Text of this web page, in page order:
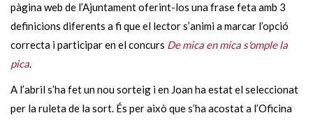
pàgina web de l’Ajuntament oferint-los una frase feta amb 3
definicions diferents a fi que el lector s’animi a marcar l’opció
correcta i participar en el concurs De mica en mica s'omple la
pica.
A l’abril s’ha fet un nou sorteig i en Joan ha estat el seleccionat
per la ruleta de la sort. És per això que s’ha acostat a l’Oficina